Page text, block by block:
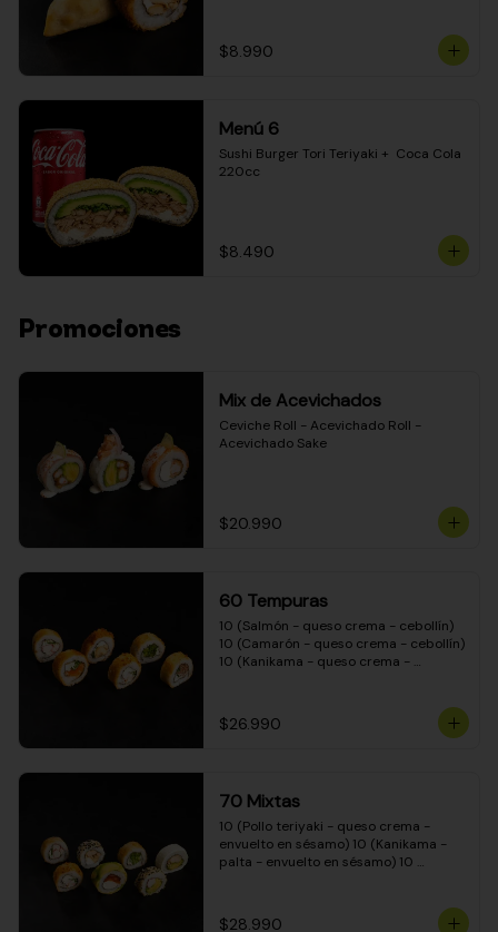
$8.990
Menú 6
Sushi Burger Tori Teriyaki +  Coca Cola
220cc
$8.490
Promociones
Mix de Acevichados
Ceviche Roll - Acevichado Roll -
Acevichado Sake
$20.990
60 Tempuras
10 (Salmón - queso crema - cebollín)
10 (Camarón - queso crema - cebollín)
10 (Kanikama - queso crema -
crema - cebollín) 10 (Carne - queso
crema - cebollín)
$26.990
70 Mixtas
10 (Pollo teriyaki - queso crema -
envuelto en sésamo) 10 (Kanikama -
palta - envuelto en sésamo) 10
- envuelto en queso crema) 10
$28.990